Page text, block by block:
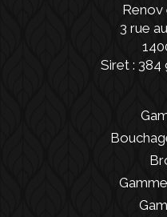
Renov
3 rue
Siret : 384